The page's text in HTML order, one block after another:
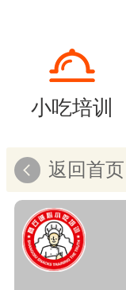
小吃培训
返回首页